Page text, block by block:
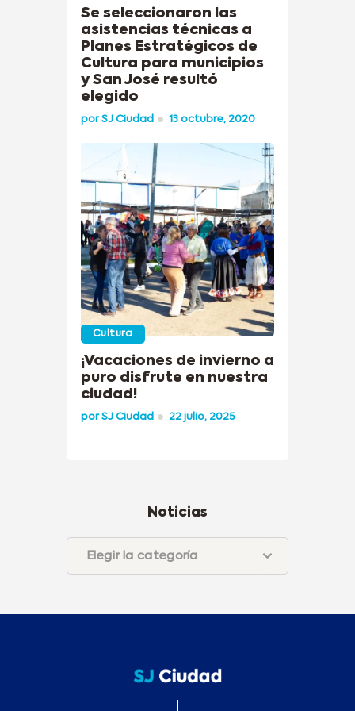
Se seleccionaron las
asistencias técnicas a
Planes Estratégicos de
Cultura para municipios
y San José resultó
elegido
porSJ Ciudad 13 octubre, 2020
Cultura
¡Vacaciones de invierno a
puro disfrute en nuestra
ciudad!
porSJ Ciudad 22 julio, 2025
Noticias